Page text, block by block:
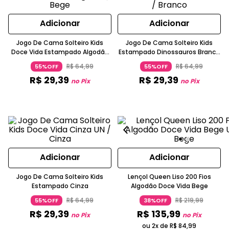
Adicionar
Jogo De Cama Solteiro Kids
Doce Vida Estampado Algodão
Misto Bege
55%OFF R$64,99
R$ 29,39 no Pix
Adicionar
Jogo De Cama Solteiro Kids
Estampado Dinossauros Branco
Doce Vida
55%OFF R$64,99
R$ 29,39 no Pix
Adicionar
Jogo De Cama Solteiro Kids
Estampado Cinza
55%OFF R$64,99
R$ 29,39 no Pix
Adicionar
Lençol Queen Liso 200 Fios
Algodão Doce Vida Bege
38%OFF R$219,99
R$ 135,99 no Pix
ou 2x de R$ 84,99